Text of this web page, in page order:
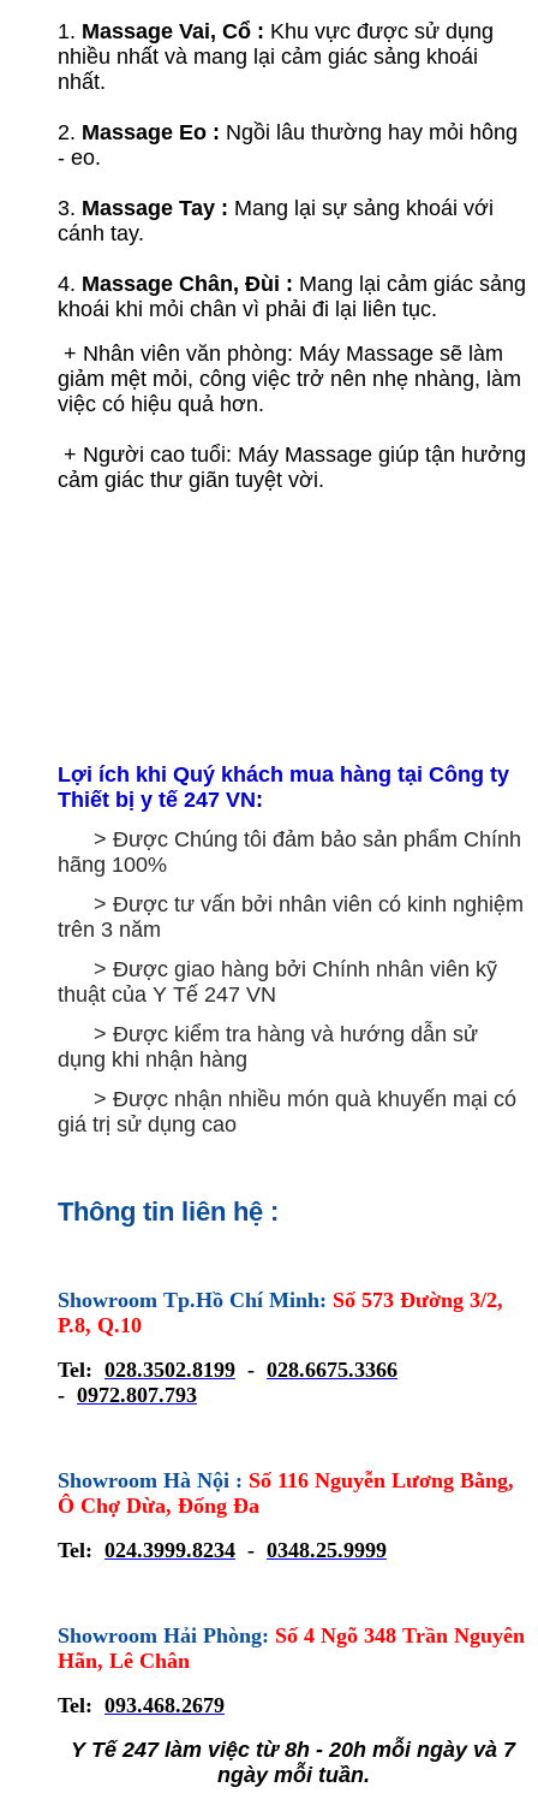
1. Massage Vai, Cổ : Khu vực được sử dụng
nhiều nhất và mang lại cảm giác sảng khoái
nhất.
2. Massage Eo : Ngồi lâu thường hay mỏi hông
- eo.
3. Massage Tay : Mang lại sự sảng khoái với
cánh tay.
4. Massage Chân, Đùi : Mang lại cảm giác sảng
khoái khi mỏi chân vì phải đi lại liên tục.
+ Nhân viên văn phòng: Máy Massage sẽ làm
giảm mệt mỏi, công việc trở nên nhẹ nhàng, làm
việc có hiệu quả hơn.
+ Người cao tuổi: Máy Massage giúp tận hưởng
cảm giác thư giãn tuyệt vời.
Lợi ích khi Quý khách mua hàng tại Công ty
Thiết bị y tế 247 VN:
> Được Chúng tôi đảm bảo sản phẩm Chính
hãng 100%
> Được tư vấn bởi nhân viên có kinh nghiệm
trên 3 năm
> Được giao hàng bởi Chính nhân viên kỹ
thuật của Y Tế 247 VN
> Được kiểm tra hàng và hướng dẫn sử
dụng khi nhận hàng
> Được nhận nhiều món quà khuyến mại có
giá trị sử dụng cao
Thông tin liên hệ :
Showroom Tp.Hồ Chí Minh: Số 573 Đường 3/2,
P.8, Q.10
Tel: 028.3502.8199 - 028.6675.3366
- 0972.807.793
Showroom Hà Nội : Số 116 Nguyễn Lương Bằng,
Ô Chợ Dừa, Đống Đa
Tel: 024.3999.8234 - 0348.25.9999
Showroom Hải Phòng: Số 4 Ngõ 348 Trần Nguyên
Hãn, Lê Chân
Tel: 093.468.2679
Y Tế 247 làm việc từ 8h - 20h mỗi ngày và 7
ngày mỗi tuần.